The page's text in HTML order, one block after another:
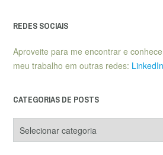
REDES SOCIAIS
Aproveite para me encontrar e
meu trabalho em outras redes: LinkedIn
CATEGORIAS DE POSTS
de